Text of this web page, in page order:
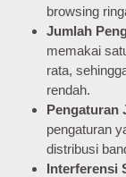
browsing
Jumlah
memakai
rata,
rendah.
Pengaturan
pengaturan
distribusi
Interferensi